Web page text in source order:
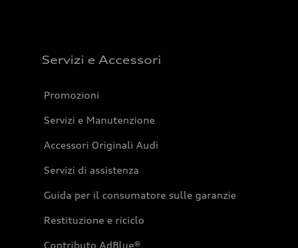
Servizi e Accessori
Promozioni
Servizi e Manutenzione
Accessori Originali Audi
Servizi di assistenza
Guida per il consumatore sulle garanzie
Restituzione e riciclo
Contributo AdBlue®